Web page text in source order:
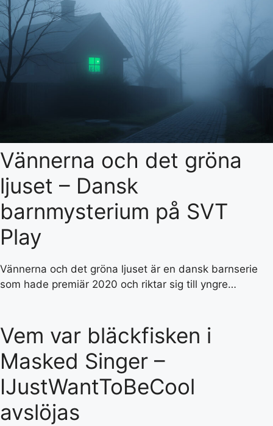
Vännerna och det gröna
ljuset – Dansk
barnmysterium på SVT
Play
Vännerna och det gröna ljuset är en dansk barnserie
som hade premiär 2020 och riktar sig till yngre…
Vem var bläckfisken i
Masked Singer –
IJustWantToBeCool
avslöjas